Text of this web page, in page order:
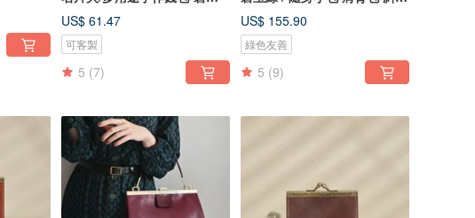
綠
US$ 61.47
可客製
5 (7)
包
US$ 155.90
綠色友善
5 (9)